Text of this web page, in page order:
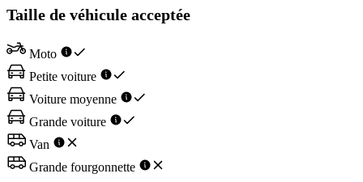
Taille de véhicule acceptée
Moto
Petite voiture
Voiture moyenne
Grande voiture
Van
Grande fourgonnette